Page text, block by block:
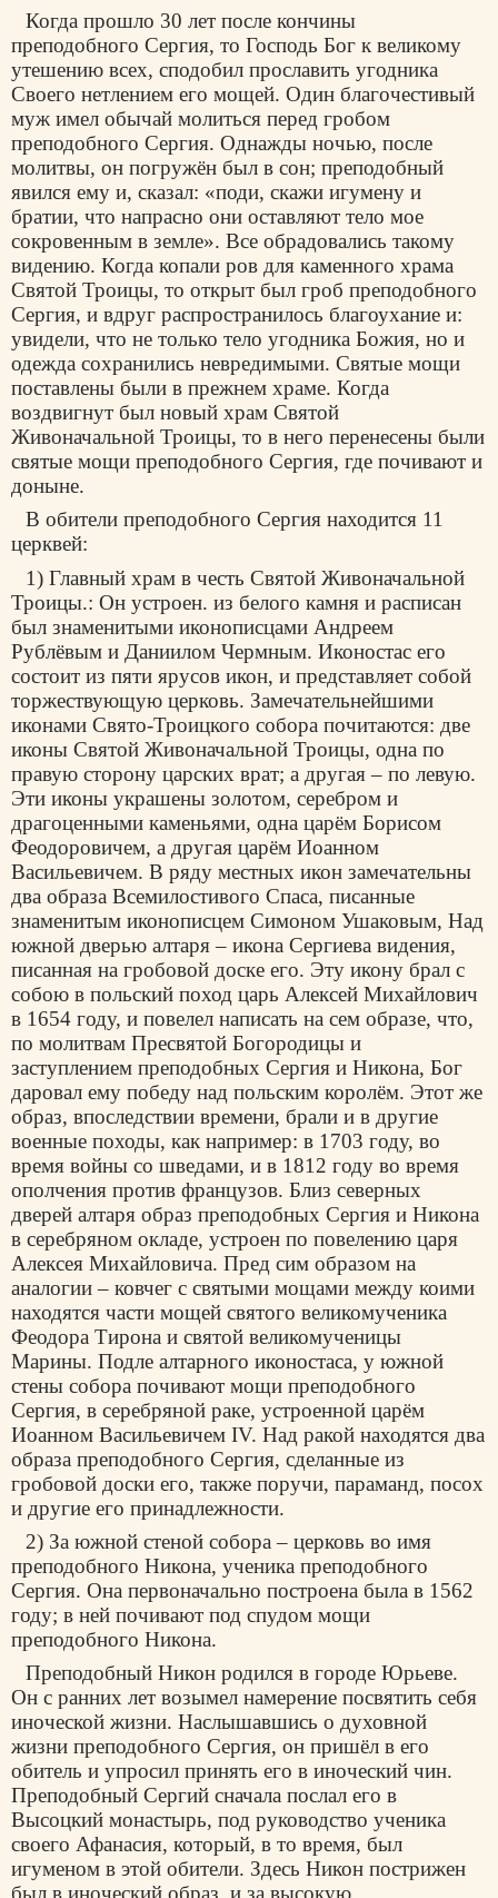
Когда прошло 30 лет после кончины
преподобного Сергия, то Господь Бог к великому
утешению всех, сподобил прославить угодника
Своего нетлением его мощей. Один благочестивый
муж имел обычай молиться перед гробом
преподобного Сергия. Однажды ночью, после
молитвы, он погружён был в сон; преподобный
явился ему и, сказал: «поди, скажи игумену и
братии, что напрасно они оставляют тело мое
сокровенным в земле». Все обрадовались такому
видению. Когда копали ров для каменного храма
Святой Троицы, то открыт был гроб преподобного
Сергия, и вдруг распространилось благоухание и:
увидели, что не только тело угодника Божия, но и
одежда сохранились невредимыми. Святые мощи
поставлены были в прежнем храме. Когда
воздвигнут был новый храм Святой
Живоначальной Троицы, то в него перенесены были
святые мощи преподобного Сергия, где почивают и
доныне.
В обители преподобного Сергия находится 11
церквей:
1) Главный храм в честь Святой Живоначальной
Троицы.: Он устроен. из белого камня и расписан
был знаменитыми иконописцами Андреем
Рублёвым и Даниилом Чермным. Иконостас его
состоит из пяти ярусов икон, и представляет собой
торжествующую церковь. Замечательнейшими
иконами Свято-Троицкого собора почитаются: две
иконы Святой Живоначальной Троицы, одна по
правую сторону царских врат; а другая – по левую.
Эти иконы украшены золотом, серебром и
драгоценными каменьями, одна царём Борисом
Феодоровичем, а другая царём Иоанном
Васильевичем. В ряду местных икон замечательны
два образа Всемилостивого Спаса, писанные
знаменитым иконописцем Симоном Ушаковым, Над
южной дверью алтаря – икона Сергиева видения,
писанная на гробовой доске его. Эту икону брал с
собою в польский поход царь Алексей Михайлович
в 1654 году, и повелел написать на сем образе, что,
по молитвам Пресвятой Богородицы и
заступлением преподобных Сергия и Никона, Бог
даровал ему победу над польским королём. Этот же
образ, впоследствии времени, брали и в другие
военные походы, как например: в 1703 году, во
время войны со шведами, и в 1812 году во время
ополчения против французов. Близ северных
дверей алтаря образ преподобных Сергия и Никона
в серебряном окладе, устроен по повелению царя
Алексея Михайловича. Пред сим образом на
аналогии – ковчег с святыми мощами между коими
находятся части мощей святого великомученика
Феодора Тирона и святой великомученицы
Марины. Подле алтарного иконостаса, у южной
стены собора почивают мощи преподобного
Сергия, в серебряной раке, устроенной царём
Иоанном Васильевичем IV. Над ракой находятся два
образа преподобного Сергия, сделанные из
гробовой доски его, также поручи, параманд, посох
и другие его принадлежности.
2) За южной стеной собора – церковь во имя
преподобного Никона, ученика преподобного
Сергия. Она первоначально построена была в 1562
году; в ней почивают под спудом мощи
преподобного Никона.
Преподобный Никон родился в городе Юрьеве.
Он с ранних лет возымел намерение посвятить себя
иноческой жизни. Наслышавшись о духовной
жизни преподобного Сергия, он пришёл в его
обитель и упросил принять его в иноческий чин.
Преподобный Сергий сначала послал его в
Высоцкий монастырь, под руководство ученика
своего Афанасия, который, в то время, был
игуменом в этой обители. Здесь Никон пострижен